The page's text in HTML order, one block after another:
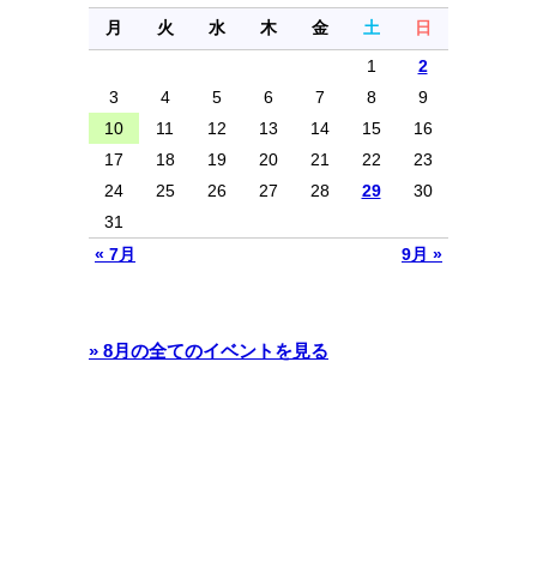
月
火 水 木 金 土 日
« 7月 9月 »
1
2
3
4 5 6 7 8
9
10
11 12 13 14 15
16
17
18 19 20 21 22
23
24
25 26 27 28 29
30
31
» 8月の全てのイベントを見る